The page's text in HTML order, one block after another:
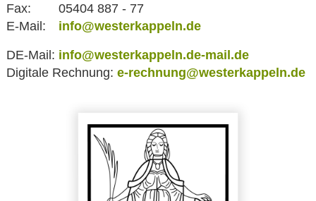
Fax:
05404 887 - 77
E-Mail:
info@westerkappeln.de
DE-Mail: info@westerkappeln.de-mail.de
Digitale Rechnung: e-rechnung@westerkappeln.de